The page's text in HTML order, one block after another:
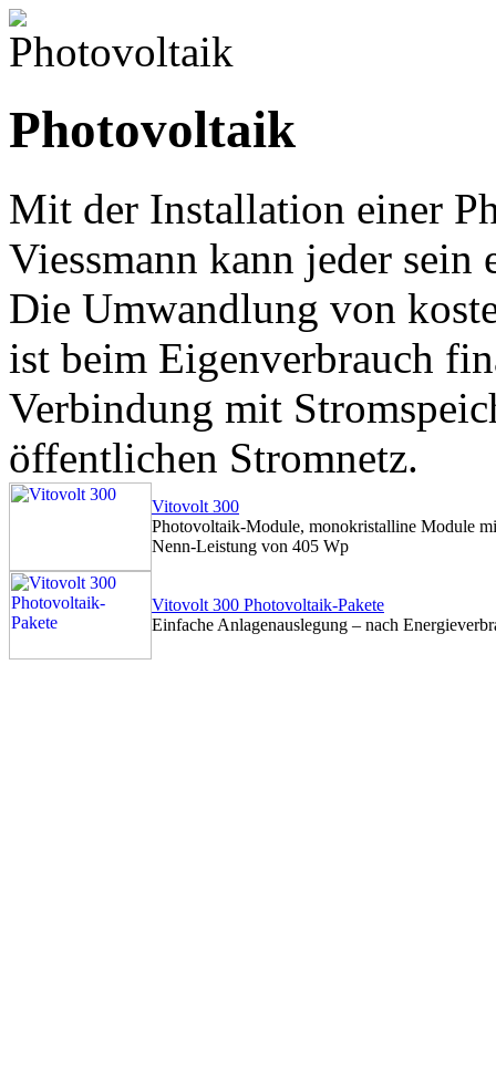
Photovoltaik
Mit der Installation einer
Viessmann kann jeder sein
Die Umwandlung von
ist beim Eigenverbrauch
Verbindung mit
öffentlichen Stromnetz.
Vitovolt 300
Photovoltaik-Module, monokristalline Module
Nenn-Leistung von 405 Wp
Vitovolt 300 Photovoltaik-Pakete
Einfache Anlagenauslegung – nach